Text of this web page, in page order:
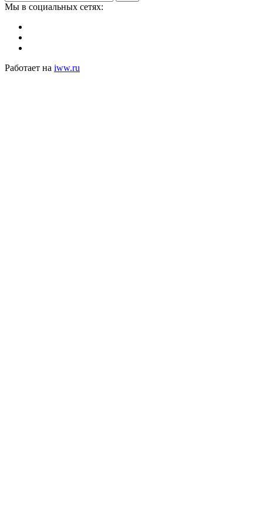
Мы в социальных сетях:
Работает на iww.ru